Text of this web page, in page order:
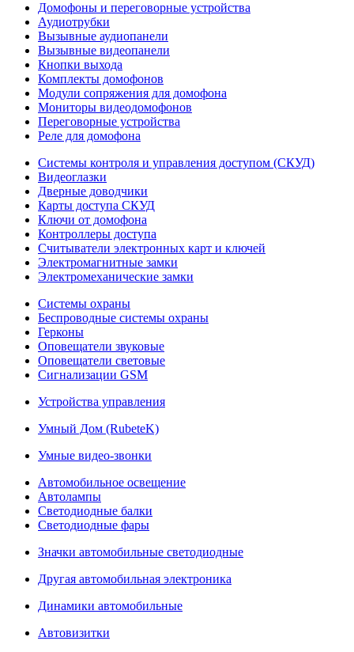
Домофоны и переговорные устройства
Аудиотрубки
Вызывные аудиопанели
Вызывные видеопанели
Кнопки выхода
Комплекты домофонов
Модули сопряжения для домофона
Мониторы видеодомофонов
Переговорные устройства
Реле для домофона
Системы контроля и управления доступом (СКУД)
Видеоглазки
Дверные доводчики
Карты доступа СКУД
Ключи от домофона
Контроллеры доступа
Считыватели электронных карт и ключей
Электромагнитные замки
Электромеханические замки
Системы охраны
Беспроводные системы охраны
Герконы
Оповещатели звуковые
Оповещатели световые
Сигнализации GSM
Устройства управления
Умный Дом (RubeteK)
Умные видео-звонки
Автомобильное освещение
Автолампы
Светодиодные балки
Светодиодные фары
Значки автомобильные светодиодные
Другая автомобильная электроника
Динамики автомобильные
Автовизитки